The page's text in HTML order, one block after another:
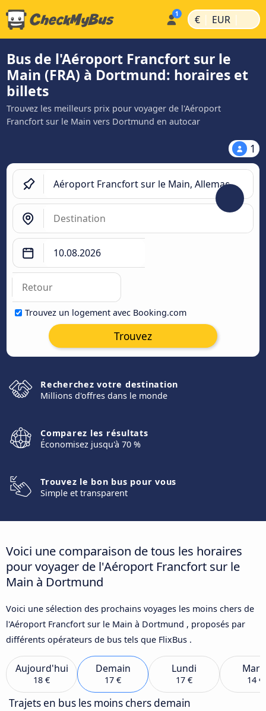
€ | EUR |
Bus de l'Aéroport Francfort sur le
Main (FRA) à Dortmund: horaires et
billets
Trouvez les meilleurs prix pour voyager de l'Aéroport
Francfort sur le Main vers Dortmund en autocar
1
Trouvez un logement avec Booking.com
Trouvez
Recherchez votre destination
Millions d'offres dans le monde
Comparez les résultats
Économisez jusqu'à 70 %
Trouvez le bon bus pour vous
Simple et transparent
Voici une comparaison de tous les horaires
pour voyager de l'Aéroport Francfort sur le
Main à Dortmund
Voici une sélection des prochains voyages les moins chers de
l'Aéroport Francfort sur le Main à Dortmund , proposés par
différents opérateurs de bus tels que FlixBus .
Aujourd'hui
18 €
Demain
17 €
Lundi
17 € 14 €
Trajets en bus les moins chers demain